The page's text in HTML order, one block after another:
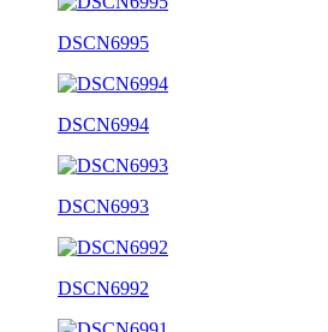
DSCN6995
DSCN6994
DSCN6993
DSCN6992